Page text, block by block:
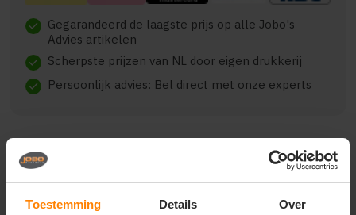
Toestemming Details Over
check Gegarandeerd de laagste prijs op alle Jobo's
Advies artikelen
check Scherpste prijzen van NL door eigen drukkerij
check Persoonlijk advies: Bel direct met onze experts
Beschrijving Reviews (0)